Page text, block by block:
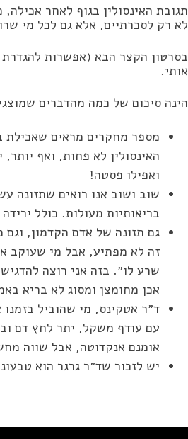
תגובת האינסולין בגוף לאחר
לא רק לסכרתיים, אלא גם לכל מי
בסרטון הקצר הבא (אפשרות להגדרת
אותי.
הינה סיכום של כמה מהדברים
מספר מחקרים מראים שאכילת
האינסולין לא פחות, ואף
ואפילו פסטה!
שוב ושוב אנו רואים שתזונה
בריאותיות מעולות. כולל
זה לא מפתיע, אבל מי שעוקב
שרע לו״. בזה אני רוצה
אכן מחומצן ומסוג לא בריא
ד״ר אטקינס, מי שהוביל
עם עודף משקל, יתר לחץ דם
אומנם אנקדוטה, אבל שווה
יש לזכור שד״ר גרגר הוא